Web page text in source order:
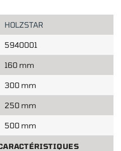
HOLZSTAR
5940001
160 mm
300 mm
250 mm
500 mm